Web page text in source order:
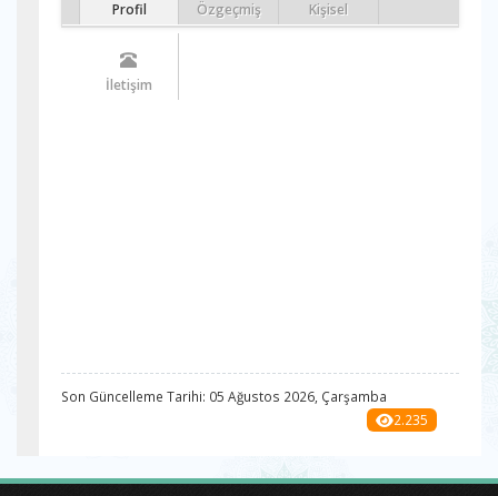
Profil Özgeçmiş Kişisel
İletişim
Son Güncelleme Tarihi: 05 Ağustos 2026, Çarşamba
2.235